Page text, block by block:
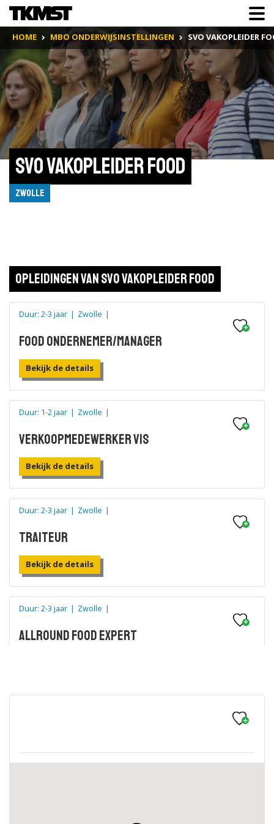
HOME MBO ONDERWIJSINSTELLINGEN SVO VAKOPLEIDER
SVO vakopleider food
Zwolle
Opleidingen van SVO vakopleider food
Duur: 2-3 jaar | Zwolle |
Food ondernemer/manager
Bekijk de details
Duur: 1-2 jaar | Zwolle |
Verkoopmedewerker vis
Bekijk de details
Duur: 2-3 jaar | Zwolle |
Traiteur
Bekijk de details
Duur: 2-3 jaar | Zwolle |
Allround food expert
Bekijk de details